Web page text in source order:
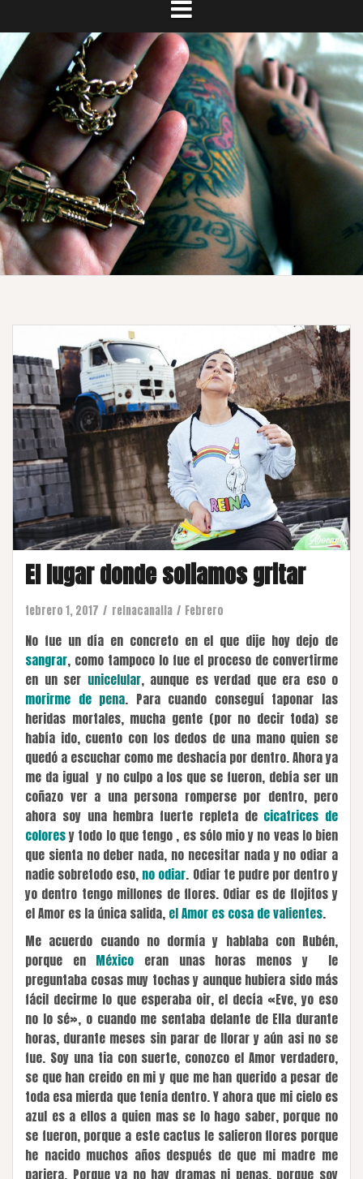
El lugar donde soliamos gritar
febrero 1, 2017 reinacanalla Febrero
No fue un día en concreto en el que dije hoy dejo de
sangrar, como tampoco lo fue el proceso de convertirme
en un ser unicelular, aunque es verdad que era eso o
morirme de pena. Para cuando conseguí taponar las
heridas mortales, mucha gente (por no decir toda) se
había ido, cuento con los dedos de una mano quien se
quedó a escuchar como me deshacía por dentro. Ahora ya
me da igual y no culpo a los que se fueron, debía ser un
coñazo ver a una persona romperse por dentro, pero
ahora soy una hembra fuerte repleta de cicatrices de
coloresy todo lo que tengo , es sólo mio y no veas lo bien
que sienta no deber nada, no necesitar nada y no odiar a
nadie sobretodo eso, no odiar. Odiar te pudre por dentro y
yo dentro tengo millones de flores. Odiar es de flojitos y
el Amor es la única salida, el Amor es cosa de valientes.
Me acuerdo cuando no dormía y hablaba con Rubén,
porque en México eran unas horas menos y le
preguntaba cosas muy tochas y aunque hubiera sido más
fácil decirme lo que esperaba oir, el decía «Eve, yo eso
no lo sé», o cuando me sentaba delante de Ella durante
horas, durante meses sin parar de llorar y aún asi no se
fue. Soy una tia con suerte, conozco el Amor verdadero,
se que han creido en mi y que me han querido a pesar de
toda esa mierda que tenía dentro. Y ahora que mi cielo es
azul es a ellos a quien mas se lo hago saber, porque no
se fueron, porque a este cactus le salieron flores porque
he nacido muchos años después de que mi madre me
pariera. Porque ya no hay dramas ni penas, porque soy